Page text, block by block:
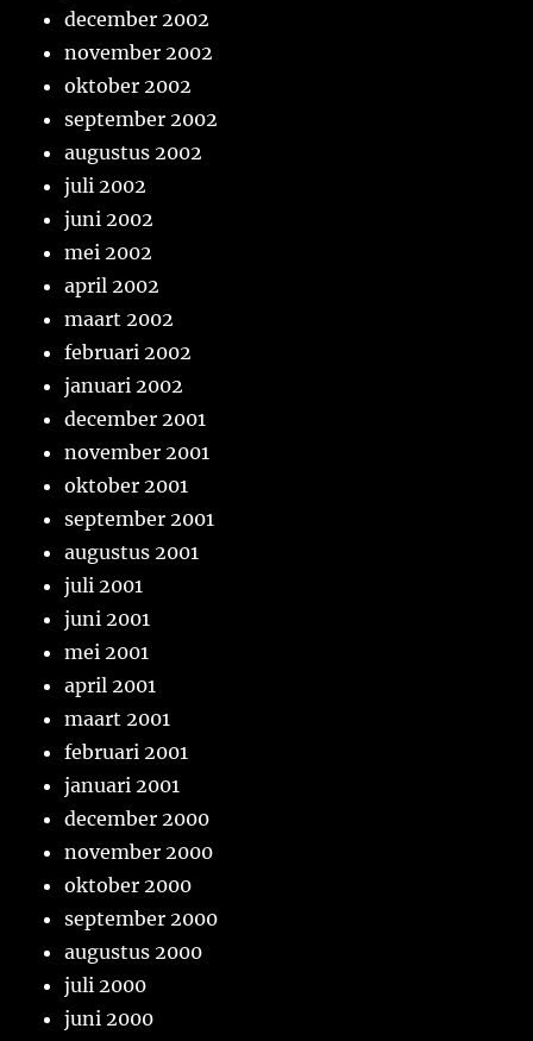
december 2002
november 2002
oktober 2002
september 2002
augustus 2002
juli 2002
juni 2002
mei 2002
april 2002
maart 2002
februari 2002
januari 2002
december 2001
november 2001
oktober 2001
september 2001
augustus 2001
juli 2001
juni 2001
mei 2001
april 2001
maart 2001
februari 2001
januari 2001
december 2000
november 2000
oktober 2000
september 2000
augustus 2000
juli 2000
juni 2000